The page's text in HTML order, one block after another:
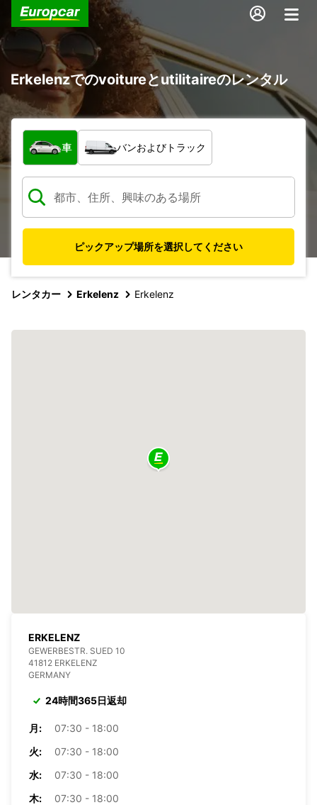
Erkelenzでのvoitureとutilitaireのレンタル
車両の種類
車 バンおよびトラック
ピックアップ場所を選択してください
レンタカー Erkelenz Erkelenz
ERKELENZ
GEWERBESTR. SUED 10
41812 ERKELENZ
GERMANY
24時間365日返却
月:
07:30 - 18:00
火:
07:30 - 18:00
水:
07:30 - 18:00
木:
07:30 - 18:00